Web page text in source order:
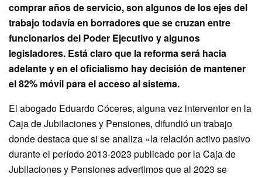
comprar años de servicio, son algunos de los ejes del
trabajo todavía en borradores que se cruzan entre
funcionarios del Poder Ejecutivo y algunos
legisladores. Está claro que la reforma será hacia
adelante y en el oficialismo hay decisión de mantener
el 82% móvil para el acceso al sistema.
El abogado Eduardo Cóceres, alguna vez interventor en la
Caja de Jubilaciones y Pensiones, difundió un trabajo
donde destaca que si se analiza «la relación activo pasivo
durante el período 2013-2023 publicado por la Caja de
Jubilaciones y Pensiones advertimos que al 2023 se